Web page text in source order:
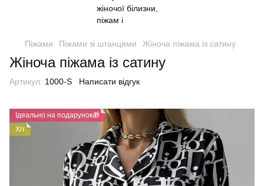
Піжами Піжами зі штанцями Жіноча піжама із сатину
Жіноча піжама із сатину
Артикул: 1000-S Написати відгук
Ідеально на подарунок🎁
Хіт